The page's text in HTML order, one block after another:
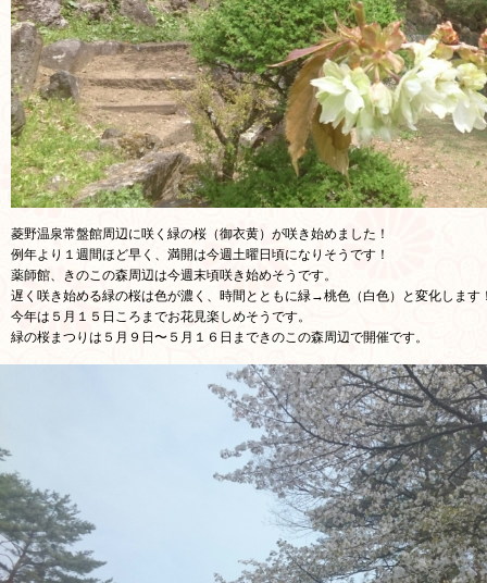
菱野温泉常盤館周辺に咲く緑の桜（御衣黄）が咲き始めました！
例年より１週間ほど早く、満開は今週土曜日頃になりそうです！
薬師館、きのこの森周辺は今週末頃咲き始めそうです。
遅く咲き始める緑の桜は色が濃く、時間とともに緑→桃色（白色）と変化します
今年は５月１５日ころまでお花見楽しめそうです。
緑の桜まつりは５月９日〜５月１６日まできのこの森周辺で開催です。